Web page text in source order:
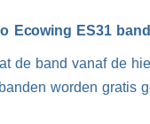
Ecowing ES31
de band vanaf de
worden gratis